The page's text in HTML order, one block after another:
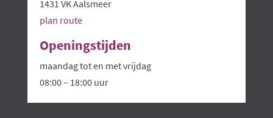
1431 VK Aalsmeer
plan route
Openingstijden
maandag tot en met vrijdag
08:00 – 18:00 uur